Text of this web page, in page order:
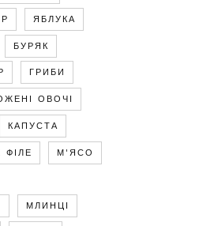
ЯБЛУКА
БУРЯК
ГРИБИ
ОВОЧІ
КАПУСТА
ФІЛЕ М'ЯСО
МЛИНЦІ